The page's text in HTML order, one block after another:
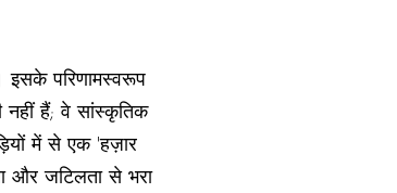
इसके परिणामस्वरूप
नहीं हैं; वे सांस्कृतिक
में से एक 'हज़ार
और जटिलता से भरा